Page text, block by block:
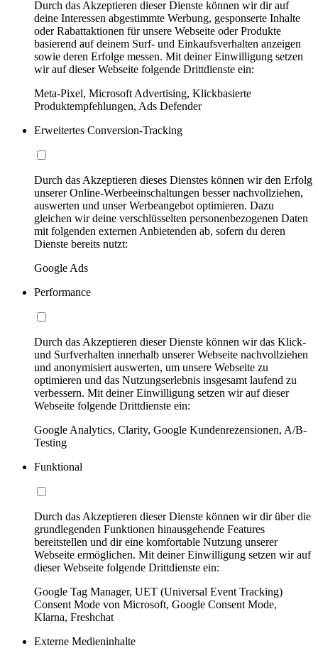
Durch das Akzeptieren dieser Dienste können wir dir auf
deine Interessen abgestimmte Werbung, gesponserte Inhalte
oder Rabattaktionen für unsere Webseite oder Produkte
basierend auf deinem Surf- und Einkaufsverhalten anzeigen
sowie deren Erfolge messen. Mit deiner Einwilligung setzen
wir auf dieser Webseite folgende Drittdienste ein:
Meta-Pixel, Microsoft Advertising, Klickbasierte
Produktempfehlungen, Ads Defender
Erweitertes Conversion-Tracking
Durch das Akzeptieren dieses Dienstes können wir den Erfolg
unserer Online-Werbeeinschaltungen besser nachvollziehen,
auswerten und unser Werbeangebot optimieren. Dazu
gleichen wir deine verschlüsselten personenbezogenen Daten
mit folgenden externen Anbietenden ab, sofern du deren
Dienste bereits nutzt:
Google Ads
Performance
Durch das Akzeptieren dieser Dienste können wir das Klick-
und Surfverhalten innerhalb unserer Webseite nachvollziehen
und anonymisiert auswerten, um unsere Webseite zu
optimieren und das Nutzungserlebnis insgesamt laufend zu
verbessern. Mit deiner Einwilligung setzen wir auf dieser
Webseite folgende Drittdienste ein:
Google Analytics, Clarity, Google Kundenrezensionen, A/B-
Testing
Funktional
Durch das Akzeptieren dieser Dienste können wir dir über die
grundlegenden Funktionen hinausgehende Features
bereitstellen und dir eine komfortable Nutzung unserer
Webseite ermöglichen. Mit deiner Einwilligung setzen wir auf
dieser Webseite folgende Drittdienste ein:
Google Tag Manager, UET (Universal Event Tracking)
Consent Mode von Microsoft, Google Consent Mode,
Klarna, Freshchat
Externe Medieninhalte